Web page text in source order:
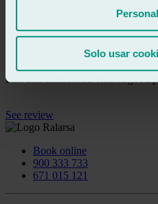
Solo usar
Review of
Google
Fast and efficient service. A good
See review
Book online
900 333 733
671 015 121